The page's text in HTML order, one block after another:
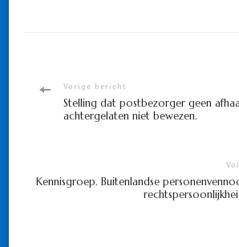
Bericht
navigatie
Vorige bericht
Stelling dat postbezorger geen
achtergelaten niet bewezen.
Kennisgroep. Buitenlandse